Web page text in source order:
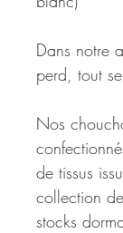
Dans notre
perd, tout
Nos
de tissus
collection
stocks